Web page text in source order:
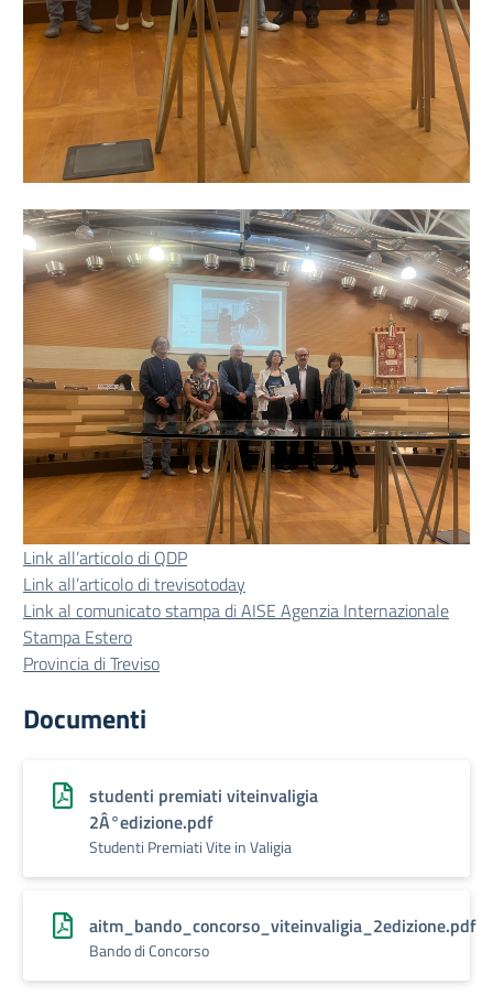
Link all’articolo di QDP
Link all’articolo di trevisotoday
Link al comunicato stampa di AISE Agenzia Internazionale
Stampa Estero
Provincia di Treviso
Documenti
studenti premiati viteinvaligia
2Â°edizione.pdf
Studenti Premiati Vite in Valigia
aitm_bando_concorso_viteinvaligia_2edizione.pdf
Bando di Concorso